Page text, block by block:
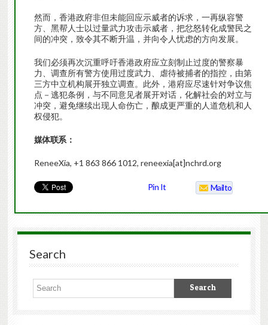
然而，香港政府非但未能回应示威者的诉求，一再纵容警
方、黑帮人士以过量武力攻击示威者，把忿怒转化成警民之
间的冲突，致令其不断升温，并向令人忧虑的方向发展。
我们必须再次沉重呼吁香港政府应立刻制止过度的警察暴
力、调查所有警方使用过度武力、虐待被捕者的指控，由第
三方中立机构展开独立调查。此外，港府应尽速针对争议焦
点－逃犯条例，与不同意见者展开对话，化解社会的对立与
冲突，避免继续出现人命伤亡，酿成更严重的人道危机和人
权侵犯。
媒体联系：
ReneeXia, +1 863 866 1012, reneexia[at]nchrd.org
Pin It Mailto
Search